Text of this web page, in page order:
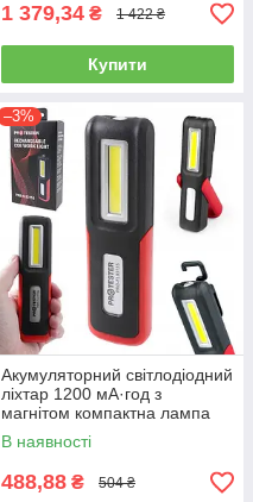
1 379,34 ₴ 1 422 ₴
Купити
–3%
Акумуляторний світлодіодний
ліхтар 1200 мА·год з
магнітом компактна лампа
IP54 PROTESTER PRO-
FL0315S
В наявності
488,88 ₴ 504 ₴